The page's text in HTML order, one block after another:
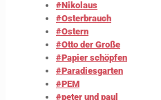
#Nikolaus
#Osterbrauch
#Ostern
#Otto der Große
#Papier schöpfen
#Paradiesgarten
#PEM
#peter und paul